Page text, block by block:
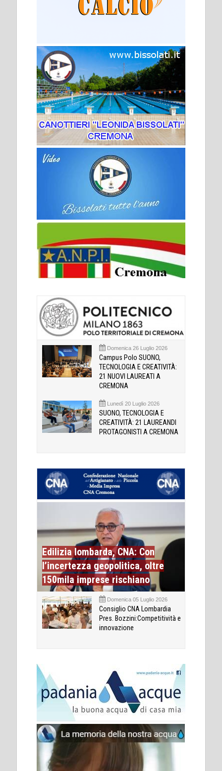
Domenica 26 Luglio 2026
Campus Polo SUONO,
TECNOLOGIA E CREATIVITÀ:
21 NUOVI LAUREATI A
CREMONA
Lunedì 20 Luglio 2026
SUONO, TECNOLOGIA E
CREATIVITÀ: 21 LAUREANDI
PROTAGONISTI A CREMONA
Edilizia lombarda, CNA: Con
l’incertezza geopolitica, oltre
150mila imprese rischiano
Domenica 05 Luglio 2026
Consiglio CNA Lombardia
Pres. Bozzini:Competitività e
innovazione